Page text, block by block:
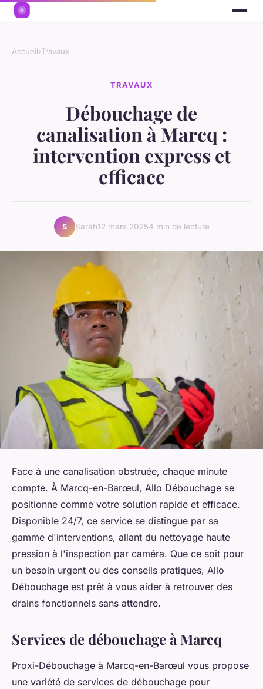
Accueil›Travaux
TRAVAUX
Débouchage de
canalisation à Marcq :
intervention express et
efficace
S Sarah12 mars 20254 min de lecture
Face à une canalisation obstruée, chaque minute
compte. À Marcq-en-Barœul, Allo Débouchage se
positionne comme votre solution rapide et efficace.
Disponible 24/7, ce service se distingue par sa
gamme d'interventions, allant du nettoyage haute
pression à l'inspection par caméra. Que ce soit pour
un besoin urgent ou des conseils pratiques, Allo
Débouchage est prêt à vous aider à retrouver des
drains fonctionnels sans attendre.
Services de débouchage à Marcq
Proxi-Débouchage à Marcq-en-Barœul vous propose
une variété de services de débouchage pour